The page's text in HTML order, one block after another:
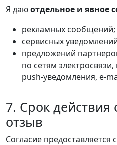
Я даюотдельное и явное
рекламных сообщений;
сервисных
предложений
по сетям
push-уведомления, e-
7. Срок действия
отзыв
Согласие предоставляется